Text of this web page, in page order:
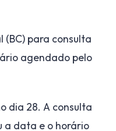
(BC) para consulta
agendado pelo
dia 28. A consulta
a data e o horário